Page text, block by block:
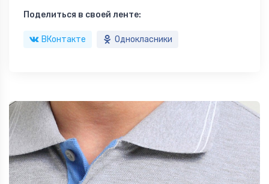
Поделиться в своей ленте:
ВКонтакте Однокласники